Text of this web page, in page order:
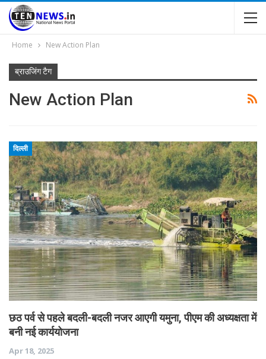
Home New Action Plan
ब्राउजिंग टैग
New Action Plan
दिल्ली
छठ पर्व से पहले बदली-बदली नजर आएगी यमुना, पीएम की अध्यक्षता में
बनी नई कार्ययोजना
Apr 18, 2025